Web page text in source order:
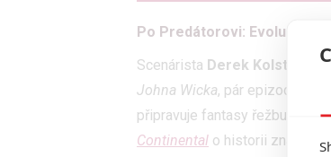
Po Predátorovi: Evoluci si
Scenárista Derek Kolstad
je
Johna Wicka, pár epizod série
připravuje fantasy řežbu
Continental o historii